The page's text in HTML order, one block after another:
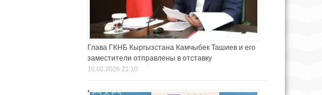
Глава ГКНБ Кыргызстана Камчыбек Ташиев и его
заместители отправлены в отставку
10.02.2026 21:10